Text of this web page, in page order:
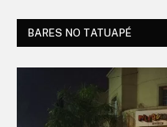
BARES NO TATUAPÉ